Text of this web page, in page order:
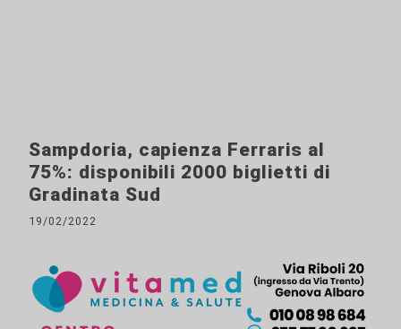
Sampdoria, capienza Ferraris al
75%: disponibili 2000 biglietti di
Gradinata Sud
19/02/2022